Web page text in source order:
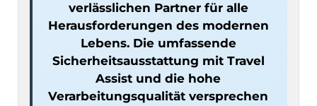
verlässlichen Partner für alle
Herausforderungen des modernen
Lebens. Die umfassende
Sicherheitsausstattung mit Travel
Assist und die hohe
Verarbeitungsqualität versprechen